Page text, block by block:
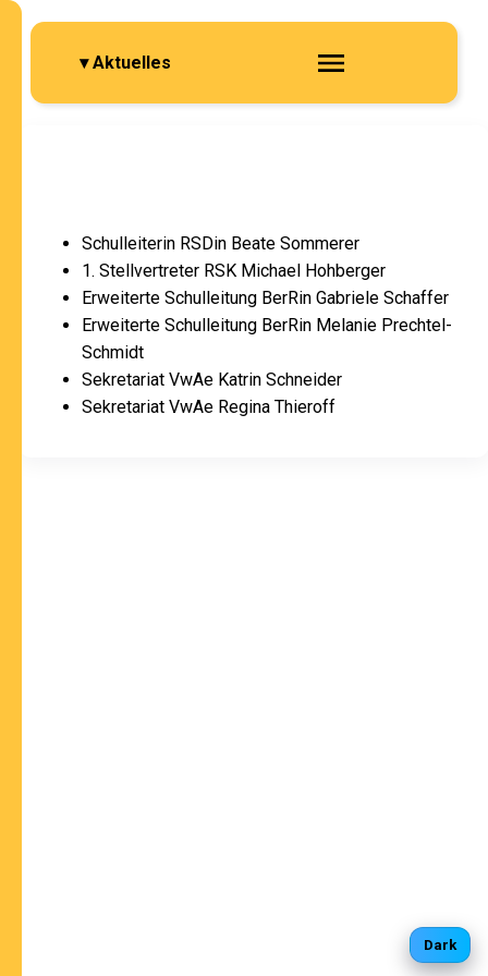
▾ Aktuelles
Schulleiterin RSDin Beate Sommerer
1. Stellvertreter RSK Michael Hohberger
Erweiterte Schulleitung BerRin Gabriele Schaffer
Erweiterte Schulleitung BerRin Melanie Prechtel-
Schmidt
Sekretariat VwAe Katrin Schneider
Sekretariat VwAe Regina Thieroff